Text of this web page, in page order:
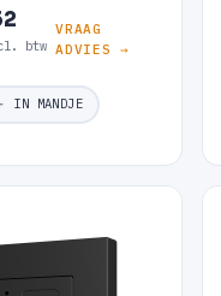
btw
VRAAG
ADVIES →
IN MANDJE